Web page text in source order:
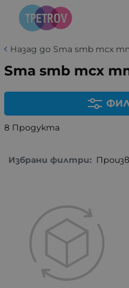
Назад до Sma smb mcx
Sma smb mcx
8 Продукта
Избрани филтри: